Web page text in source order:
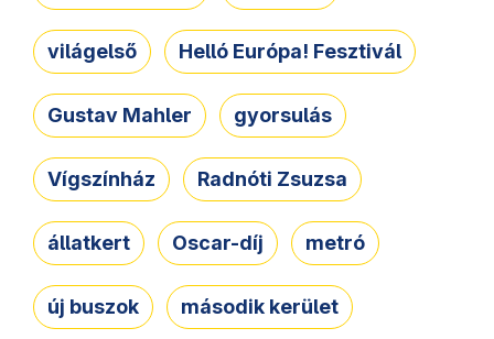
világelső Helló Európa! Fesztivál
Gustav Mahler gyorsulás
Vígszínház Radnóti Zsuzsa
állatkert Oscar-díj metró
új buszok második kerület